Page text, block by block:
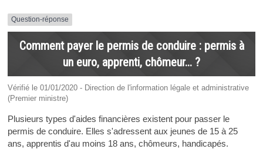
Question-réponse
Comment payer le permis de conduire : permis à
un euro, apprenti, chômeur... ?
Vérifié le 01/01/2020 - Direction de l'information légale et administrative
(Premier ministre)
Plusieurs types d'aides financières existent pour passer le
permis de conduire. Elles s'adressent aux jeunes de 15 à 25
ans, apprentis d'au moins 18 ans, chômeurs, handicapés.